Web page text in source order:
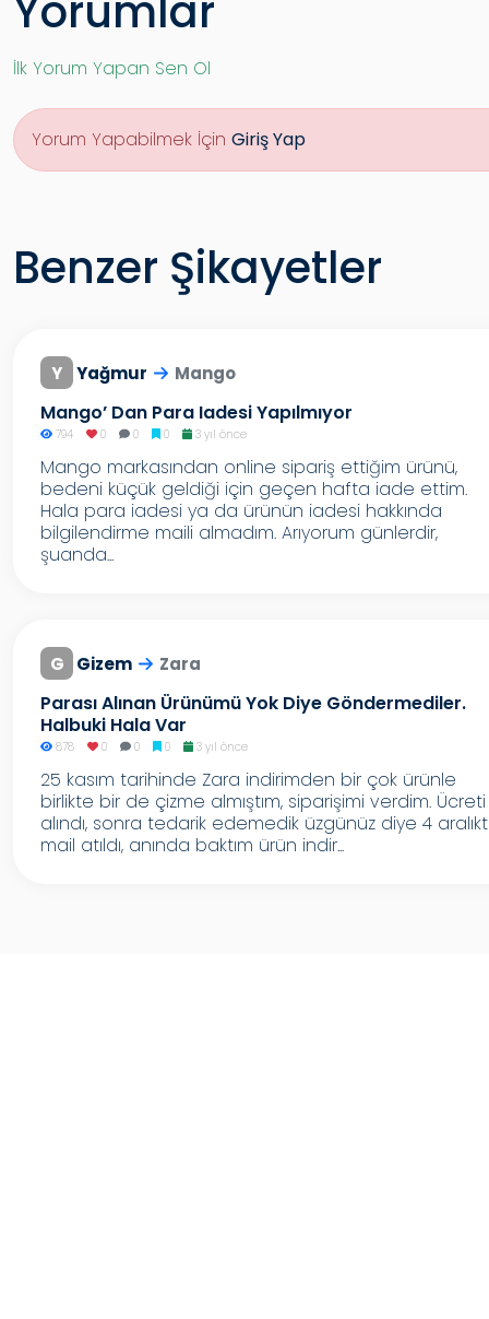
İlk Yorum Yapan Sen Ol
Yorum Yapabilmek İçin Giriş Yap
Benzer Şikayetler
Y Yağmur Mango
Mango’ Dan Para Iadesi Yapılmıyor
794 0 0 0 3 yıl önce
Mango markasından online sipariş ettiğim ürünü,
bedeni küçük geldiği için geçen hafta iade ettim.
Hala para iadesi ya da ürünün iadesi hakkında
bilgilendirme maili almadım. Arıyorum günlerdir,
şuanda...
G Gizem Zara
Parası Alınan Ürünümü Yok Diye Göndermediler.
Halbuki Hala Var
878 0 0 0 3 yıl önce
25 kasım tarihinde Zara indirimden bir çok ürünle
birlikte bir de çizme almıştım, siparişimi verdim. Ücreti
alındı, sonra tedarik edemedik üzgünüz diye 4
mail atıldı, anında baktım ürün indir...